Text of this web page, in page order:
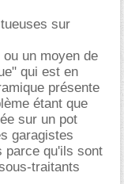
sur
un moyen de
qui est en
présente
étant que
sur un pot
garagistes
parce qu'ils sont
traitants